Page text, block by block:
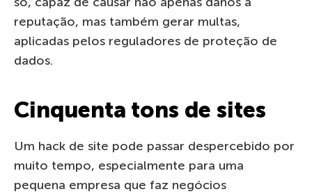
reputação, mas também gerar multas,
aplicadas pelos reguladores de proteção de
dados.
Cinquenta tons de sites
Um hack de site pode passar despercebido por
muito tempo, especialmente para uma
pequena empresa que faz negócios